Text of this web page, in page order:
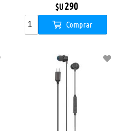
$U290
Comprar